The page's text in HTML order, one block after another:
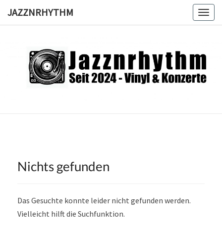
JAZZNRHYTHM
Seit
2024 –
Nichts
Nichts gefunden
Das Gesuchte konnte leider nicht gefunden werden.
Vielleicht hilft die Suchfunktion.